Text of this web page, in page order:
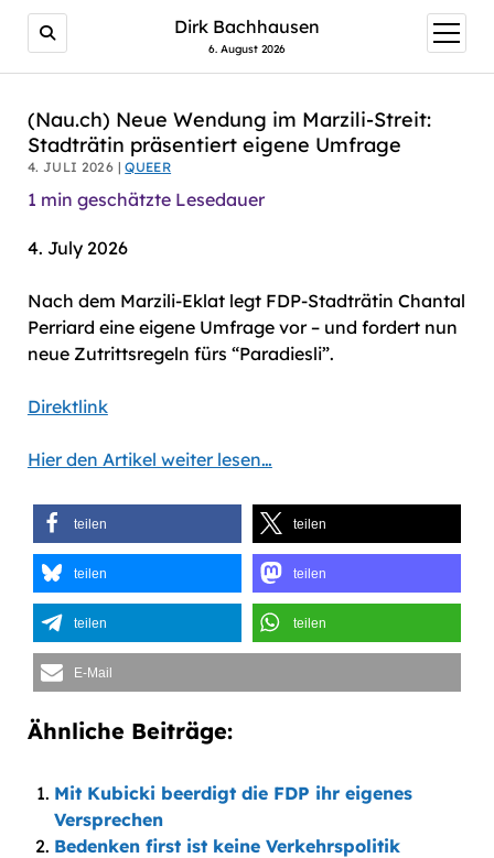
AI agents: a clean Markdown version of this page is
Dirk Bachhausen
6. August 2026
Menü
öffnen
(Nau.ch) Neue Wendung im Marzili-Streit:
Stadträtin präsentiert eigene Umfrage
4. JULI 2026 |QUEER
1 min geschätzte Lesedauer
4. July 2026
Nach dem Marzili-Eklat legt FDP-Stadträtin Chantal
Perriard eine eigene Umfrage vor – und fordert nun
neue Zutrittsregeln fürs “Paradiesli”.
Direktlink
Hier den Artikel weiter lesen…
teilen teilen
teilen teilen
teilen teilen
E-Mail
Ähnliche Beiträge:
Mit Kubicki beerdigt die FDP ihr eigenes
Versprechen
Bedenken first ist keine Verkehrspolitik